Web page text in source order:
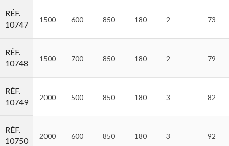
RÉF.
10747
1500 600 850 180 2 73
RÉF.
10748
1500 700 850 180 2 79
RÉF.
10749
2000 500 850 180 3 82
RÉF.
10750
2000 600 850 180 3 92